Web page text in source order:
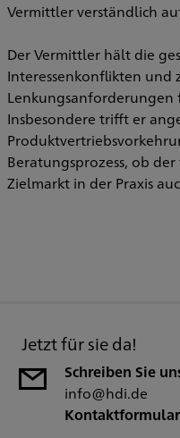
Vermittler verständlich
Der Vermittler hält die
Interessenkonflikten und
Lenkungsanforderungen
Insbesondere trifft er
Beratungsprozess, ob
Zielmarkt in der Praxis
Jetzt für sie da!
Schreiben Sie
info@hdi.de
Kontaktformular